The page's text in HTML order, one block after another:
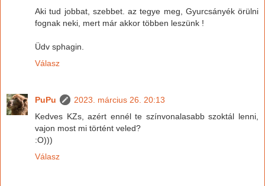
Aki tud jobbat, szebbet. az tegye meg, Gyurcsányék örülni
fognak neki, mert már akkor többen leszünk !
Üdv sphagin.
Válasz
PuPu
2023. március 26. 20:13
Kedves KZs, azért ennél te színvonalasabb szoktál lenni,
vajon most mi történt veled?
:O)))
Válasz